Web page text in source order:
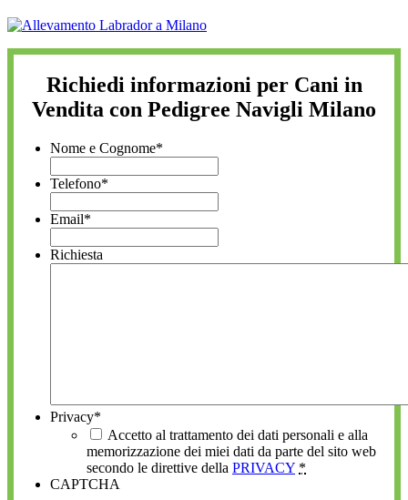
Richiedi informazioni per Cani in
Vendita con Pedigree Navigli Milano
Nome e Cognome*
Telefono*
Email*
Richiesta
Privacy*
Accetto al trattamento dei dati personali e alla
memorizzazione dei miei dati da parte del sito web
secondo le direttive della PRIVACY *
CAPTCHA